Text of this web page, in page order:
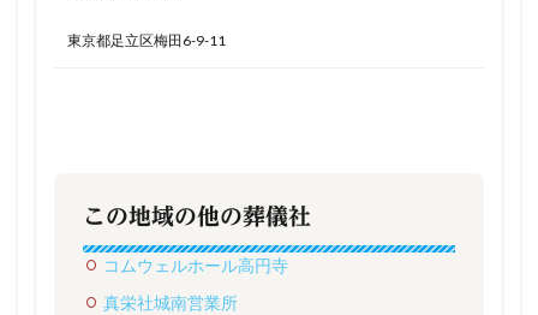
東京都足立区梅田6-9-11
この地域の他の葬儀社
コムウェルホール高円寺
真栄社城南営業所